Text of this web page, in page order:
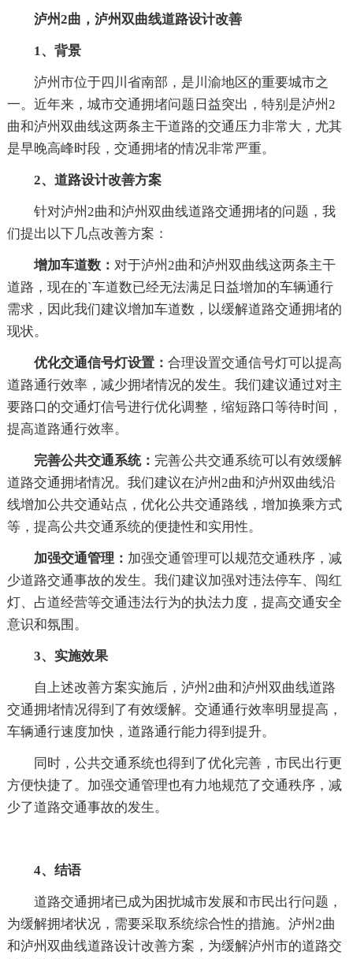
泸州2曲，泸州双曲线道路设计改善
1、背景
泸州市位于四川省南部，是川渝地区的重要城市之
一。近年来，城市交通拥堵问题日益突出，特别是泸州2
曲和泸州双曲线这两条主干道路的交通压力非常大，尤其
是早晚高峰时段，交通拥堵的情况非常严重。
2、道路设计改善方案
针对泸州2曲和泸州双曲线道路交通拥堵的问题，我
们提出以下几点改善方案：
增加车道数： 对于泸州2曲和泸州双曲线这两条主干
道路，现在的`车道数已经无法满足日益增加的车辆通行
需求，因此我们建议增加车道数，以缓解道路交通拥堵的
现状。
优化交通信号灯设置： 合理设置交通信号灯可以提高
道路通行效率，减少拥堵情况的发生。我们建议通过对主
要路口的交通灯信号进行优化调整，缩短路口等待时间，
提高道路通行效率。
完善公共交通系统： 完善公共交通系统可以有效缓解
道路交通拥堵情况。我们建议在泸州2曲和泸州双曲线沿
线增加公共交通站点，优化公共交通路线，增加换乘方式
等，提高公共交通系统的便捷性和实用性。
加强交通管理： 加强交通管理可以规范交通秩序，减
少道路交通事故的发生。我们建议加强对违法停车、闯红
灯、占道经营等交通违法行为的执法力度，提高交通安全
意识和氛围。
3、实施效果
自上述改善方案实施后，泸州2曲和泸州双曲线道路
交通拥堵情况得到了有效缓解。交通通行效率明显提高，
车辆通行速度加快，道路通行能力得到提升。
同时，公共交通系统也得到了优化完善，市民出行更
方便快捷了。加强交通管理也有力地规范了交通秩序，减
少了道路交通事故的发生。
4、结语
道路交通拥堵已成为困扰城市发展和市民出行问题，
为缓解拥堵状况，需要采取系统综合性的措施。泸州2曲
和泸州双曲线道路设计改善方案，为缓解泸州市的道路交